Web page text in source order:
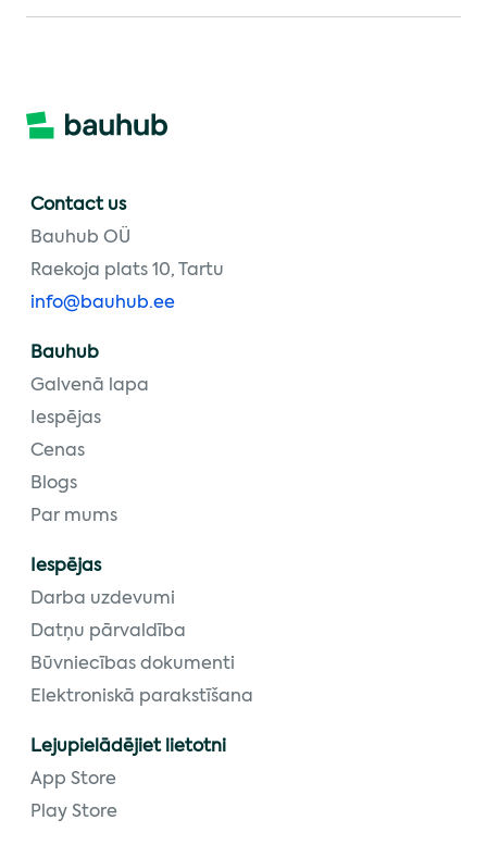
Contact us
Bauhub OÜ
Raekoja plats 10, Tartu
info@bauhub.ee
Bauhub
Galvenā lapa
Iespējas
Cenas
Blogs
Par mums
Iespējas
Darba uzdevumi
Datņu pārvaldība
Būvniecības dokumenti
Elektroniskā parakstīšana
Lejupielādējiet lietotni
App Store
Play Store